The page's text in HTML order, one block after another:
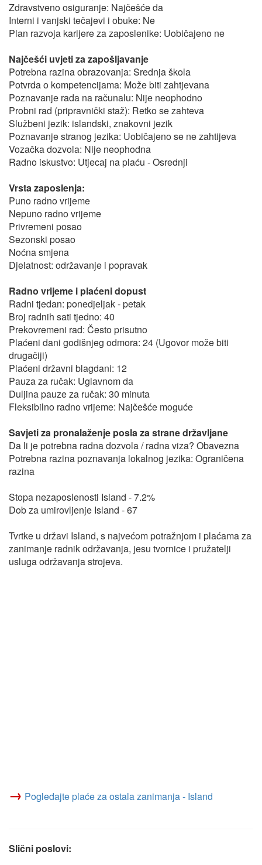
Zdravstveno osiguranje: Najčešće da
Interni i vanjski tečajevi i obuke: Ne
Plan razvoja karijere za zaposlenike: Uobičajeno ne
Najčešći uvjeti za zapošljavanje
Potrebna razina obrazovanja: Srednja škola
Potvrda o kompetencijama: Može biti zahtjevana
Poznavanje rada na računalu: Nije neophodno
Probni rad (pripravnički staž): Retko se zahteva
Službeni jezik: islandski, znakovni jezik
Poznavanje stranog jezika: Uobičajeno se ne zahtijeva
Vozačka dozvola: Nije neophodna
Radno iskustvo: Utjecaj na plaću - Osrednji
Vrsta zaposlenja:
Puno radno vrijeme
Nepuno radno vrijeme
Privremeni posao
Sezonski posao
Noćna smjena
Djelatnost: održavanje i popravak
Radno vrijeme i plaćeni dopust
Radni tjedan: ponedjeljak - petak
Broj radnih sati tjedno: 40
Prekovremeni rad: Često prisutno
Plaćeni dani godišnjeg odmora: 24 (Ugovor može biti
drugačiji)
Plaćeni državni blagdani: 12
Pauza za ručak: Uglavnom da
Duljina pauze za ručak: 30 minuta
Fleksibilno radno vrijeme: Najčešće moguće
Savjeti za pronalaženje posla za strane državljane
Da li je potrebna radna dozvola / radna viza? Obavezna
Potrebna razina poznavanja lokalnog jezika: Ograničena
razina
Stopa nezaposlenosti Island - 7.2%
Dob za umirovljenje Island - 67
Tvrtke u državi Island, s najvećom potražnjom i plaćama za
zanimanje radnik održavanja, jesu tvornice i pružatelji
usluga održavanja strojeva.
→ Pogledajte plaće za ostala zanimanja - Island
Slični poslovi: